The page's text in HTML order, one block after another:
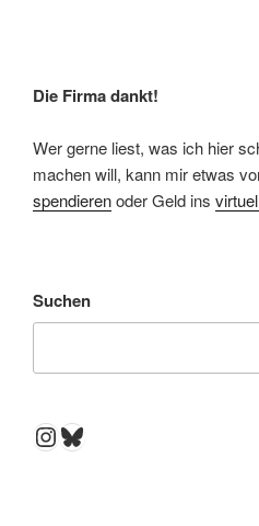
Die Firma dankt!
Wer gerne liest, was ich hier
machen will, kann mir etwas
spendierenoder Geld ins
Suchen
Instagram
Bluesky